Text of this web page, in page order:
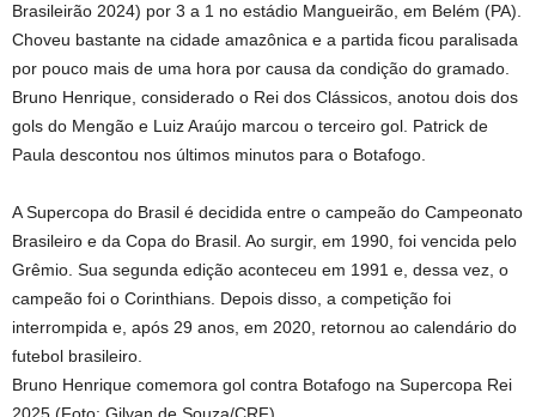
Brasileirão 2024) por 3 a 1 no estádio Mangueirão, em Belém (PA).
Choveu bastante na cidade amazônica e a partida ficou paralisada
por pouco mais de uma hora por causa da condição do gramado.
Bruno Henrique, considerado o Rei dos Clássicos, anotou dois dos
gols do Mengão e Luiz Araújo marcou o terceiro gol. Patrick de
Paula descontou nos últimos minutos para o Botafogo.
A Supercopa do Brasil é decidida entre o campeão do Campeonato
Brasileiro e da Copa do Brasil. Ao surgir, em 1990, foi vencida pelo
Grêmio. Sua segunda edição aconteceu em 1991 e, dessa vez, o
campeão foi o Corinthians. Depois disso, a competição foi
interrompida e, após 29 anos, em 2020, retornou ao calendário do
futebol brasileiro.
Bruno Henrique comemora gol contra Botafogo na Supercopa Rei